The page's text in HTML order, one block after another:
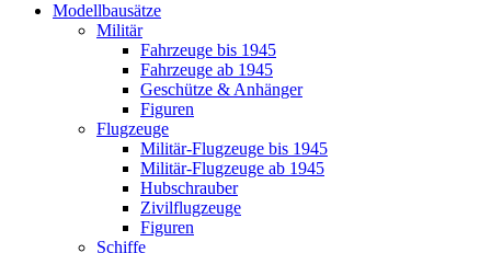
Modellbausätze
Militär
Fahrzeuge bis 1945
Fahrzeuge ab 1945
Geschütze & Anhänger
Figuren
Flugzeuge
Militär-Flugzeuge bis 1945
Militär-Flugzeuge ab 1945
Hubschrauber
Zivilflugzeuge
Figuren
Schiffe